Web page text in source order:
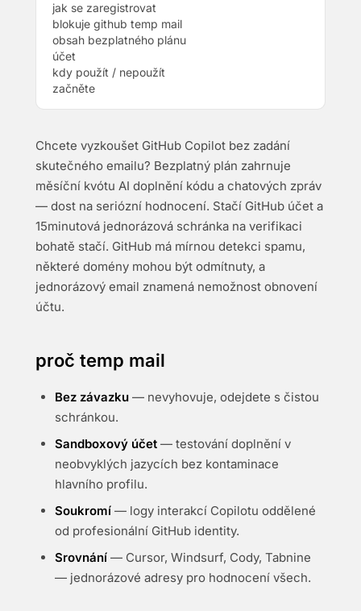
jak se zaregistrovat
blokuje github temp mail
obsah bezplatného plánu
účet
kdy použít / nepoužít
začněte
Chcete vyzkoušet GitHub Copilot bez zadání
skutečného emailu? Bezplatný plán zahrnuje
měsíční kvótu AI doplnění kódu a chatových zpráv
— dost na seriózní hodnocení. Stačí GitHub účet a
15minutová jednorázová schránka na verifikaci
bohatě stačí. GitHub má mírnou detekci spamu,
některé domény mohou být odmítnuty, a
jednorázový email znamená nemožnost obnovení
účtu.
proč temp mail
Bez závazku — nevyhovuje, odejdete s čistou
schránkou.
Sandboxový účet — testování doplnění v
neobvyklých jazycích bez kontaminace
hlavního profilu.
Soukromí — logy interakcí Copilotu oddělené
od profesionální GitHub identity.
Srovnání — Cursor, Windsurf, Cody, Tabnine
— jednorázové adresy pro hodnocení všech.